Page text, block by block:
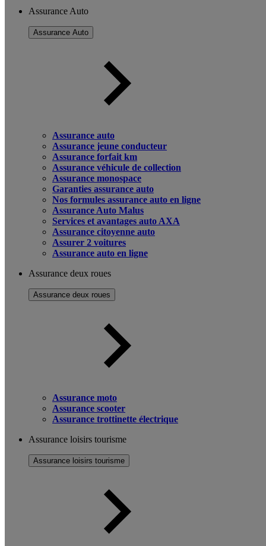
Assurance Auto
Assurance Auto
Assurance auto
Assurance jeune conducteur
Assurance forfait km
Assurance véhicule de collection
Assurance monospace
Garanties assurance auto
Nos formules assurance auto en ligne
Assurance Auto Malus
Services et avantages auto AXA
Assurance citoyenne auto
Assurer 2 voitures
Assurance auto en ligne
Assurance deux roues
Assurance deux roues
Assurance moto
Assurance scooter
Assurance trottinette électrique
Assurance loisirs tourisme
Assurance loisirs tourisme